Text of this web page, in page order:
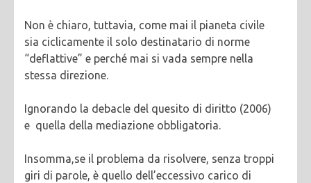
Non è chiaro, tuttavia, come mai il pianeta civile
sia ciclicamente il solo destinatario di norme
“deflattive” e perché mai si vada sempre nella
stessa direzione.
Ignorando la debacle del quesito di diritto (2006)
e quella della mediazione obbligatoria.
Insomma,se il problema da risolvere, senza troppi
giri di parole, è quello dell’eccessivo carico di